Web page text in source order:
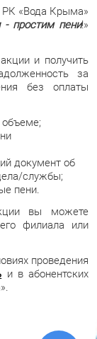
«Вода Крыма»
- простим пени!»
и получить
за
без оплаты
объеме;
документ об
службы;
пени.
вы можете
филиала или
проведения
и в абонентских